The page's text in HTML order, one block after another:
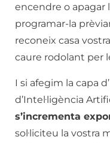
encendre o apagar
programar-la
reconeix casa
caure rodolant per
I si afegim la capa
d’Intel·ligència
s’incrementa
sol·liciteu la vostra